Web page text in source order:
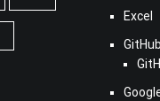
Excel
GitHub